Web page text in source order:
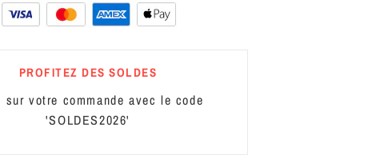
PROFITEZ DES SOLDES
sur votre commande avec le code
'SOLDES2026'